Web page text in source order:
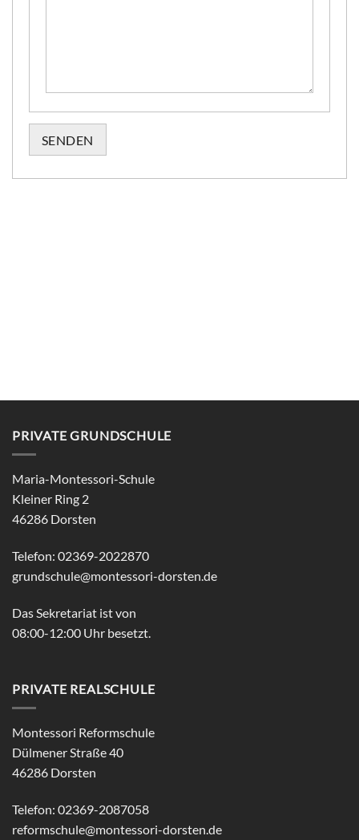
Please leave this field empty.
PRIVATE GRUNDSCHULE
Maria-Montessori-Schule
Kleiner Ring 2
46286 Dorsten
Telefon: 02369-2022870
grundschule@montessori-dorsten.de
Das Sekretariat ist von
08:00-12:00 Uhr besetzt.
PRIVATE REALSCHULE
Montessori Reformschule
Dülmener Straße 40
46286 Dorsten
Telefon: 02369-2087058
reformschule@montessori-dorsten.de